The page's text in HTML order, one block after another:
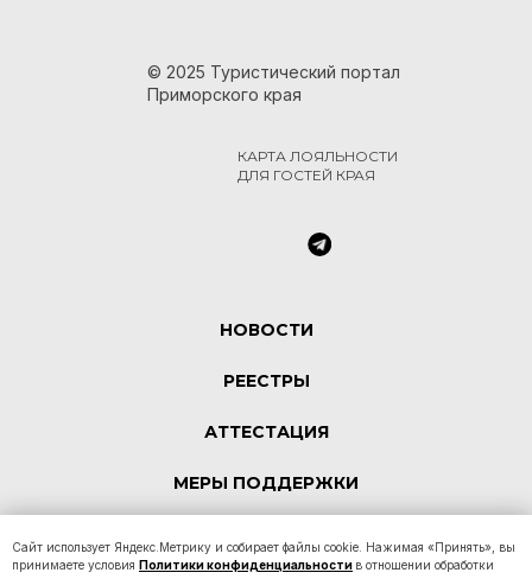
© 2025 Туристический портал
Приморского края
КАРТА ЛОЯЛЬНОСТИ
ДЛЯ ГОСТЕЙ КРАЯ
НОВОСТИ
РЕЕСТРЫ
АТТЕСТАЦИЯ
МЕРЫ ПОДДЕРЖКИ
Сайт использует Яндекс.Метрику и собирает файлы cookie. Нажимая «Принять», вы
принимаете условия Политики конфиденциальности в отношении обработки